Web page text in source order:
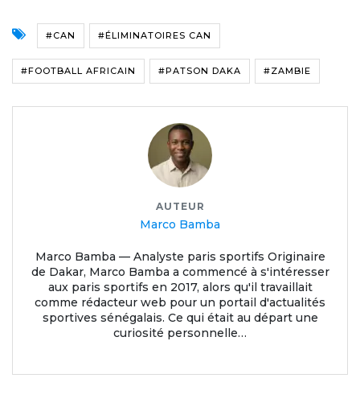
#CAN #ÉLIMINATOIRES CAN
#FOOTBALL AFRICAIN #PATSON DAKA #ZAMBIE
AUTEUR
Marco Bamba
Marco Bamba — Analyste paris sportifs Originaire
de Dakar, Marco Bamba a commencé à s'intéresser
aux paris sportifs en 2017, alors qu'il travaillait
comme rédacteur web pour un portail d'actualités
sportives sénégalais. Ce qui était au départ une
curiosité personnelle…